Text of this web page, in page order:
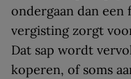
ondergaan dan
vergisting zorgt
Dat sap wordt
koperen, of soms